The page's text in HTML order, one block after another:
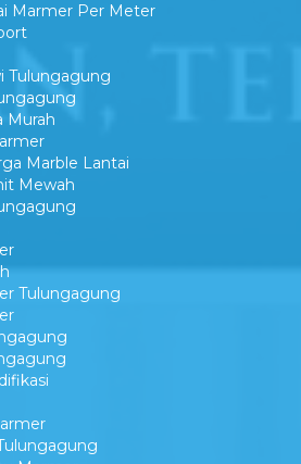
Marmer Per Meter
Tulungagung
Murah
Marble Lantai
Mewah
Tulungagung